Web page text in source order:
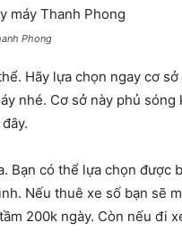
Phong
Hãy lựa chọn ngay cơ
nhé. Cơ sở này phủ sóng
Bạn có thể lựa chọn được
Nếu thuê xe số bạn sẽ
200k ngày. Còn nếu đi